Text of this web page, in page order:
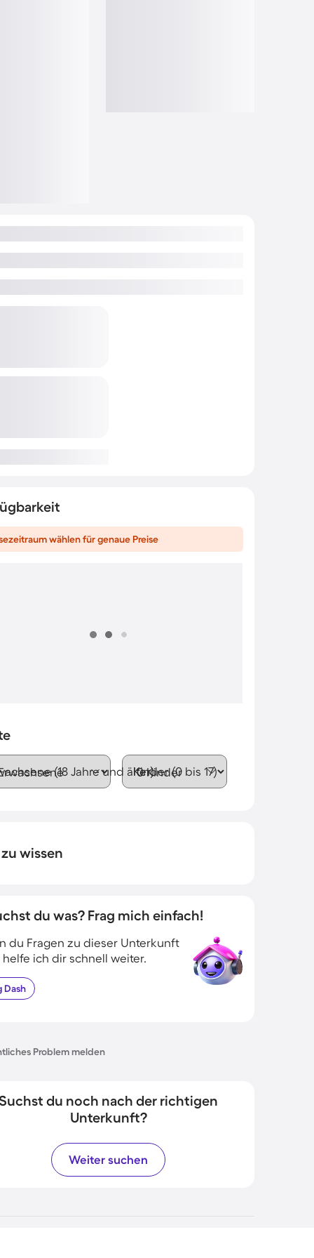
wählen für genaue Preise
(18 Jahre und älter)Kinder (0 bis 17)
wissen
du was? Frag mich einfach!
du Fragen zu dieser Unterkunft
helfe ich dir schnell weiter.
Dash
Problem melden
du noch nach der richtigen
Unterkunft?
Weiter suchen